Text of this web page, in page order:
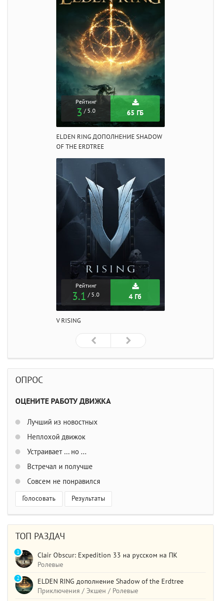
Рейтинг
3 / 5.0 65 ГБ
ELDEN RING ДОПОЛНЕНИЕ SHADOW
OF THE ERDTREE
Рейтинг
3.1 / 5.0 4 Гб
V RISING
ОПРОС
ОЦЕНИТЕ РАБОТУ ДВИЖКА
Лучший из новостных
Неплохой движок
Устраивает ... но ...
Встречал и получше
Совсем не понравился
Голосовать Результаты
ТОП РАЗДАЧ
Clair Obscur: Expedition 33 на русском на ПК
Ролевые
1
ELDEN RING дополнение Shadow of the Erdtree
Приключения / Экшен / Ролевые
2